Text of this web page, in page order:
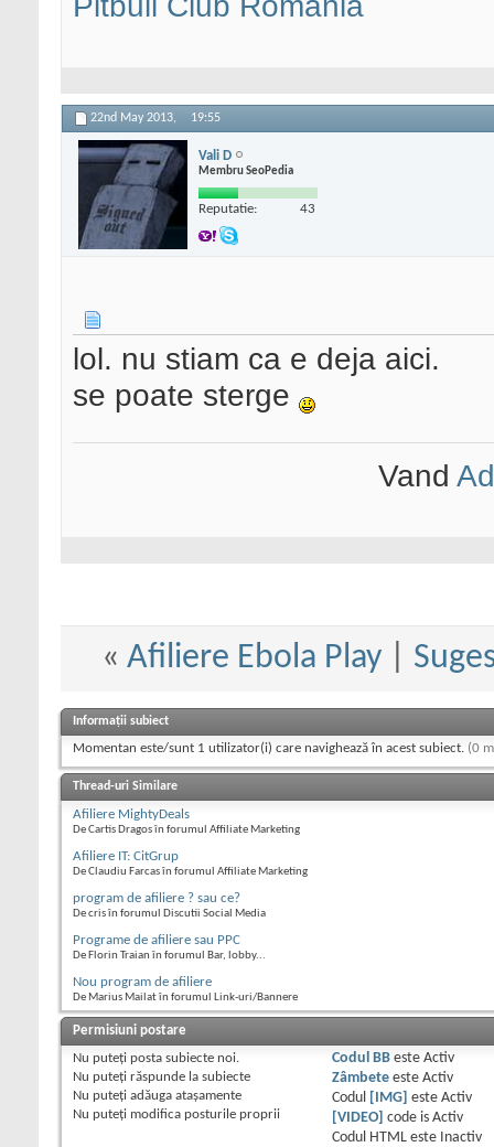
22nd May 2013, 19:55
Vali D
Membru SeoPedia
Reputatie: 43
lol. nu stiam ca e deja aici.
se poate sterge
Vand
« Afiliere Ebola Play
Informații subiect
Momentan este/sunt 1 utilizator(i) care navighează în acest subiect. (0
Thread-uri Similare
Afiliere MightyDeals
De Cartis Dragos în forumul Affiliate Marketing
Afiliere IT: CitGrup
De Claudiu Farcas în forumul Affiliate Marketing
program de afiliere ? sau ce?
De cris în forumul Discutii Social Media
Programe de afiliere sau PPC
De Florin Traian în forumul Bar, lobby...
Nou program de afiliere
De Marius Mailat în forumul Link-uri/Bannere
Permisiuni postare
Nu puteţi posta subiecte noi.
Nu puteţi răspunde la subiecte
Nu puteţi adăuga ataşamente
Nu puteţi modifica posturile proprii
Codul BBeste Activ
Zâmbeteeste Activ
Codul
[IMG] este Activ
[VIDEO]
code is Activ
Codul HTML este
Inactiv